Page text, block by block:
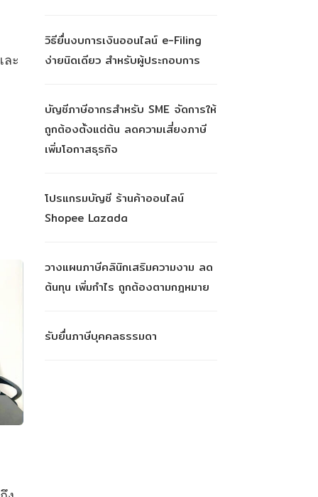
ะ
วิธียื่นงบการเงินออนไลน์ e-Filing
ง่ายนิดเดียว สำหรับผู้ประกอบการ
บัญชีภาษีอากรสำหรับ SME จัดการให้
ถูกต้องตั้งแต่ต้น ลดความเสี่ยงภาษี
เพิ่มโอกาสธุรกิจ
โปรแกรมบัญชี ร้านค้าออนไลน์
Shopee Lazada
วางแผนภาษีคลินิกเสริมความงาม ลด
ต้นทุน เพิ่มกำไร ถูกต้องตามกฎหมาย
รับยื่นภาษีบุคคลธรรมดา